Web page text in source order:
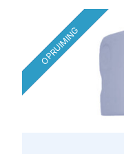
OPRUIMING